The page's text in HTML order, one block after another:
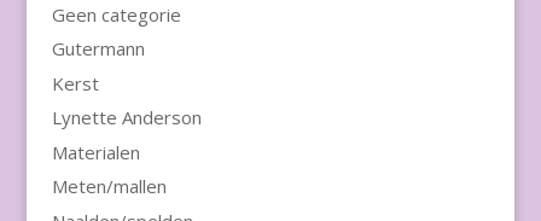
Geen categorie
Gutermann
Kerst
Lynette Anderson
Materialen
Meten/mallen